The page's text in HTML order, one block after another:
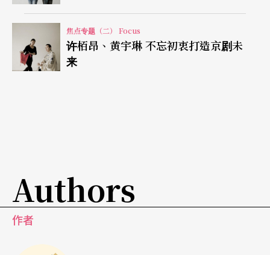
守成规，也不哗众取宠，稳扎稳打，一步一脚印，
走出属于这一代戏曲演员的传承之路。
在台北的外台歌仔戏班多数面临演员老化、人才匮
中，两位当家小生——孙诗珮、孙诗咏，可说是戏迷
眼中的新天王。有别于以生旦丑组合见长的戏班，
在担任编剧的大哥孙富叡量身打造下，一心双小生
焦点专题（二） Focus
许栢昂、黄宇琳 不忘初衷打造京剧未
来
Authors
作者